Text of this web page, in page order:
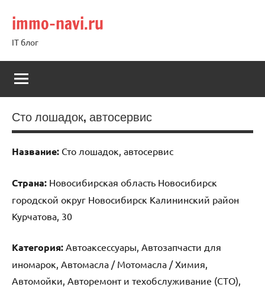
содержимому
immo-navi.ru
IT блог
Сто лошадок, автосервис
Название: Сто лошадок, автосервис
Страна: Новосибирская область Новосибирск
городской округ Новосибирск Калининский район
Курчатова, 30
Категория: Автоаксессуары, Автозапчасти для
иномарок, Автомасла / Мотомасла / Химия,
Автомойки, Авторемонт и техобслуживание (СТО),